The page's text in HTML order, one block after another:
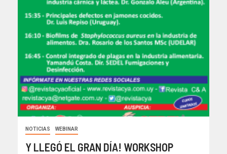
NOTICIAS WEBINAR
Y LLEGÓ EL GRAN DÍA! WORKSHOP